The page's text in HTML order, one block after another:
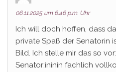
06.11.2025 um 6:46 p.m. Uhr
Ich will doch hoffen, dass
private Spaß der Senatorin
Bild. Ich stelle mir das so
Senator:ininin fachlich